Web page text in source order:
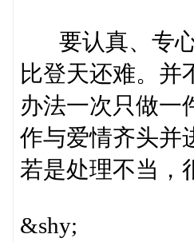
要认真、专心
比登天还难。并
办法一次只做一
作与爱情齐头并
若是处理不当，
&shy;